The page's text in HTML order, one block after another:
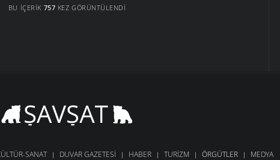
BU İÇERIK 757 KEZ GÖRÜNTÜLENDI
SANAT DUVAR GAZETESI HABER TURIZM ÖRGÜTLER MEDYA